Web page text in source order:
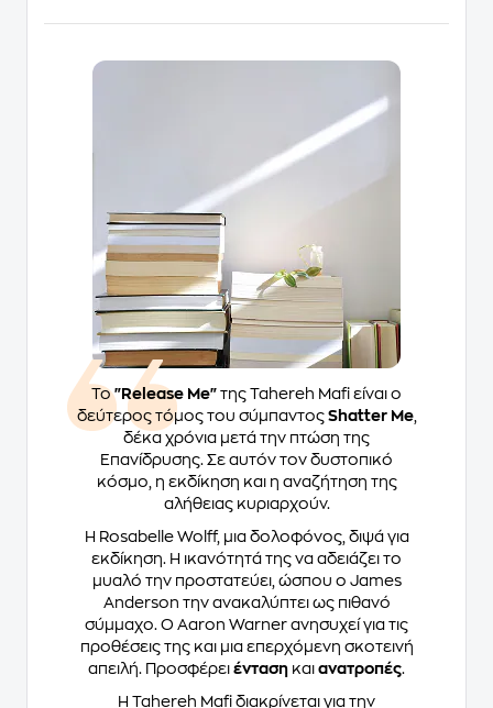
Το"Release Me" της Tahereh Mafi είναι ο
δεύτερος τόμος του σύμπαντος Shatter Me,
δέκα χρόνια μετά την πτώση της
Επανίδρυσης. Σε αυτόν τον δυστοπικό
κόσμο, η εκδίκηση και η αναζήτηση της
αλήθειας κυριαρχούν.
Η Rosabelle Wolff, μια δολοφόνος, διψά για
εκδίκηση. Η ικανότητά της να αδειάζει το
μυαλό την προστατεύει, ώσπου ο James
Anderson την ανακαλύπτει ως πιθανό
σύμμαχο. Ο Aaron Warner ανησυχεί για τις
προθέσεις της και μια επερχόμενη σκοτεινή
απειλή. Προσφέρει ένταση και ανατροπές.
Η Tahereh Mafi διακρίνεται για την